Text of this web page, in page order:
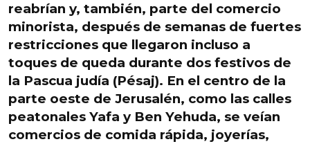
reabrían y, también, parte del comercio
minorista, después de semanas de fuertes
restricciones que llegaron incluso a
toques de queda durante dos festivos de
la Pascua judía (Pésaj). En el centro de la
parte oeste de Jerusalén, como las calles
peatonales Yafa y Ben Yehuda, se veían
comercios de comida rápida, joyerías,